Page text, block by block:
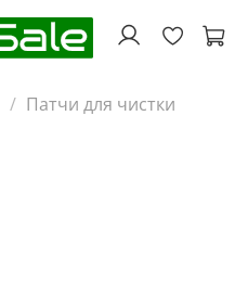
Патчи для чистки